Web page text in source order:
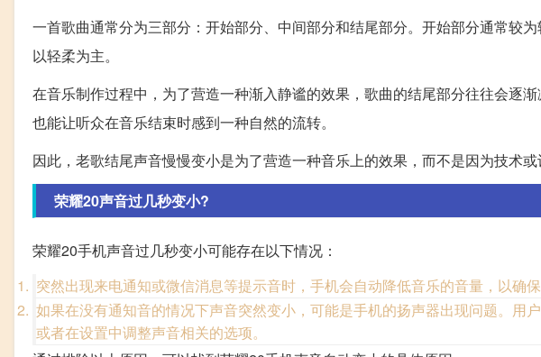
一首歌曲通常分为三部分：开始部分、中间部分和结尾部分。开始部分通常较
以轻柔为主。
在音乐制作过程中，为了营造一种渐入静谧的效果，歌曲的结尾部分往往会逐
也能让听众在音乐结束时感到一种自然的流转。
因此，老歌结尾声音慢慢变小是为了营造一种音乐上的效果，而不是因为技术或
荣耀20声音过几秒变小?
荣耀20手机声音过几秒变小可能存在以下情况：
突然出现来电通知或微信消息等提示音时，手机会自动降低音乐的音量，以确
如果在没有通知音的情况下声音突然变小，可能是手机的扬声器出现问题。用
或者在设置中调整声音相关的选项。